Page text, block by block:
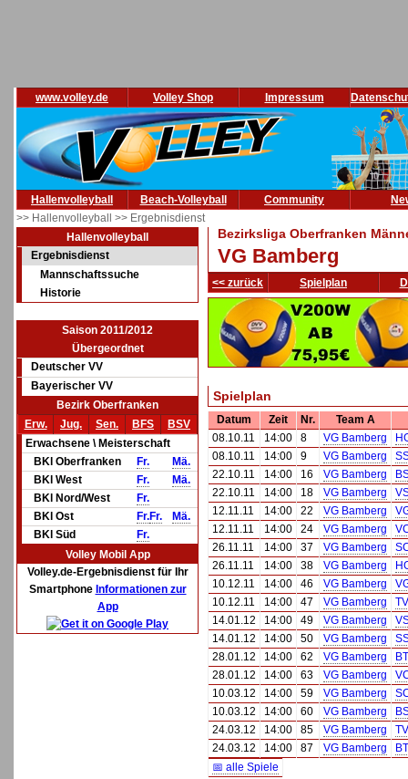
www.volley.de Volley Shop Impressum
Hallenvolleyball Beach-Volleyball Community
>> Hallenvolleyball >> Ergebnisdienst
Hallenvolleyball
Ergebnisdienst
Mannschaftssuche
Historie
Saison 2011/2012
Übergeordnet
Deutscher VV
Bayerischer VV
Bezirk Oberfranken
Erw.
Jug. Sen. BFS
BSV
Erwachsene \ Meisterschaft
BKl Oberfranken
Fr.
Mä.
BKl West
Fr.
Mä.
BKl Nord/West
Fr.
BKl Ost
Fr.Fr.
Mä.
BKl Süd
Fr.
Volley Mobil App
Volley.de-Ergebnisdienst für Ihr
Smartphone Informationen zur
App
Bezirksliga Oberfranken
VG Bamberg
<< zurück Spielplan
Spielplan
Datum Zeit Nr.
Team A
08.10.11
14:00 8 VG Bamberg
08.10.11
14:00 9 VG Bamberg
22.10.11
14:00 16 VG Bamberg
22.10.11
14:00 18 VG Bamberg
12.11.11
14:00 22 VG Bamberg
12.11.11
14:00 24 VG Bamberg
26.11.11
14:00 37 VG Bamberg
26.11.11
14:00 38 VG Bamberg
10.12.11
14:00 46 VG Bamberg
10.12.11
14:00 47 VG Bamberg
14.01.12
14:00 49 VG Bamberg
14.01.12
14:00 50 VG Bamberg
28.01.12
14:00 62 VG Bamberg
28.01.12
14:00 63 VG Bamberg
10.03.12
14:00 59 VG Bamberg
10.03.12
14:00 60 VG Bamberg
24.03.12
14:00 85 VG Bamberg
24.03.12
14:00 87 VG Bamberg
📅 alle Spiele